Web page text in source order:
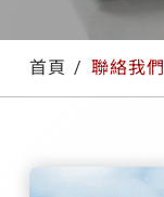
首頁 聯絡我們